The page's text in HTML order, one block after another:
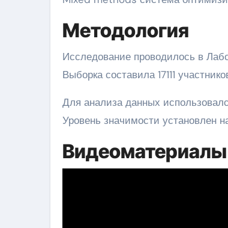
Методология
Исследование проводилось в
Выборка составила 17111
Для анализа данных
Уровень значимости установлен